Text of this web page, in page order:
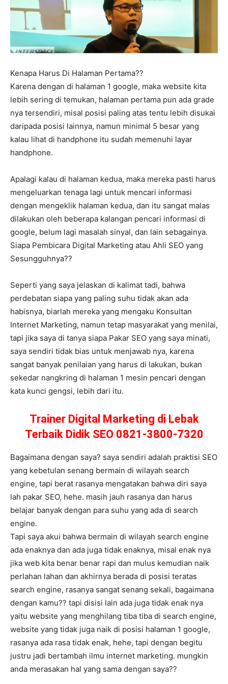
Kenapa Harus Di Halaman Pertama??
Karena dengan di halaman 1 google, maka website kita
lebih sering di temukan, halaman pertama pun ada grade
nya tersendiri, misal posisi paling atas tentu lebih disukai
daripada posisi lainnya, namun minimal 5 besar yang
kalau lihat di handphone itu sudah memenuhi layar
handphone.
Apalagi kalau di halaman kedua, maka mereka pasti harus
mengeluarkan tenaga lagi untuk mencari informasi
dengan mengeklik halaman kedua, dan itu sangat malas
dilakukan oleh beberapa kalangan pencari informasi di
google, belum lagi masalah sinyal, dan lain sebagainya.
Siapa Pembicara Digital Marketing atau Ahli SEO yang
Sesungguhnya??
Seperti yang saya jelaskan di kalimat tadi, bahwa
perdebatan siapa yang paling suhu tidak akan ada
habisnya, biarlah mereka yang mengaku Konsultan
Internet Marketing, namun tetap masyarakat yang menilai,
tapi jika saya di tanya siapa Pakar SEO yang saya minati,
saya sendiri tidak bias untuk menjawab nya, karena
sangat banyak penilaian yang harus di lakukan, bukan
sekedar nangkring di halaman 1 mesin pencari dengan
kata kunci gengsi, lebih dari itu.
Trainer Digital Marketing di Lebak
Terbaik Didik SEO 0821-3800-7320
Bagaimana dengan saya? saya sendiri adalah praktisi SEO
yang kebetulan senang bermain di wilayah search
engine, tapi berat rasanya mengatakan bahwa diri saya
lah pakar SEO, hehe. masih jauh rasanya dan harus
belajar banyak dengan para suhu yang ada di search
engine.
Tapi saya akui bahwa bermain di wilayah search engine
ada enaknya dan ada juga tidak enaknya, misal enak nya
jika web kita benar benar rapi dan mulus kemudian naik
perlahan lahan dan akhirnya berada di posisi teratas
search engine, rasanya sangat senang sekali, bagaimana
dengan kamu?? tapi disisi lain ada juga tidak enak nya
yaitu website yang menghilang tiba tiba di search engine,
website yang tidak juga naik di posisi halaman 1 google,
rasanya ada rasa tidak enak, hehe, tapi dengan begitu
justru jadi bertambah ilmu internet marketing. mungkin
anda merasakan hal yang sama dengan saya??